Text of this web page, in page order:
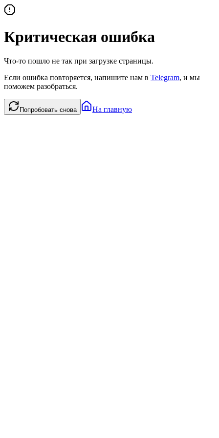
Критическая ошибка
Что-то пошло не так при загрузке страницы.
Если ошибка повторяется, напишите нам в Telegram, и мы
поможем разобраться.
Попробовать снова На главную